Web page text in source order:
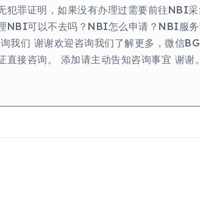
犯罪证明，如果没有办理过需要前往NBI
NBI可以不去吗？NBI怎么申请？NBI服
我们 谢谢欢迎咨询我们了解更多，微信
直接咨询。 添加请主动告知咨询事宜 谢谢。